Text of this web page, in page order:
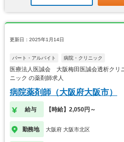
更新日：2025年1月14日
パート・アルバイト 病院・クリニック
医療法人医誠会 大阪梅田医誠会透析クリ
ニック の薬剤師求人
病院薬剤師（大阪府大阪市）
給与 【時給】2,050円～
勤務地 大阪府 大阪市北区